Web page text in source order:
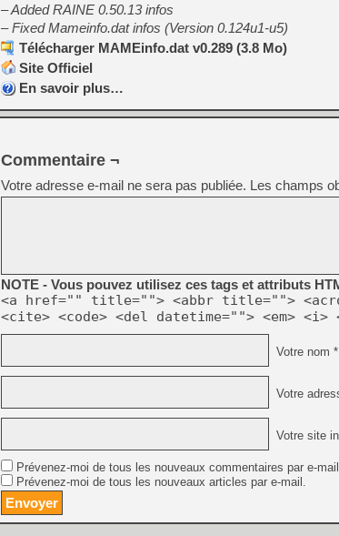
– Added RAINE 0.50.13 infos
– Fixed Mameinfo.dat infos (Version 0.124u1-u5)
Télécharger MAMEinfo.dat v0.289 (3.8 Mo)
Site Officiel
En savoir plus…
Commentaire ¬
Votre adresse e-mail ne sera pas publiée. Les champs
NOTE - Vous pouvez utilisez ces tags et attributs
<a href="" title=""> <abbr title="">
<cite> <code> <del datetime=""> <em>
Votre nom *
Votre
Votre site
Prévenez-moi de tous les nouveaux commentaires par e-
Prévenez-moi de tous les nouveaux articles par e-mail.